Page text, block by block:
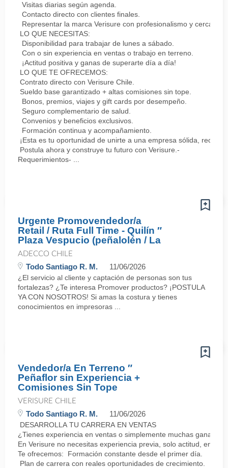
Visitas diarias según agenda.
Contacto directo con clientes finales.
Representar la marca Verisure con profesionalismo y cercanía.
LO QUE NECESITAS:
Disponibilidad para trabajar de lunes a sábado.
Con o sin experiencia en ventas o trabajo en terreno.
¡Actitud positiva y ganas de superarte día a día!
LO QUE TE OFRECEMOS:
Contrato directo con Verisure Chile.
Sueldo base garantizado + altas comisiones sin tope.
Bonos, premios, viajes y gift cards por desempeño.
Seguro complementario de salud.
Convenios y beneficios exclusivos.
Formación continua y acompañamiento.
¡Esta es tu oportunidad de unirte a una empresa sólida,
Postula ahora y construye tu futuro con Verisure.-
Requerimientos- ...
Urgente Promovendedor/a
Retail / Ruta Full Time - Quilín ″
Plaza Vespucio (peñalolén / La
ADECCO CHILE
Todo Santiago R. M. 11/06/2026
¿El servicio al cliente y captación de personas son tus
fortalezas? ¿Te interesa Promover productos? ¡POSTULA
YA CON NOSOTROS! Si amas la costura y tienes
conocimientos en impresoras ...
Vendedor/a En Terreno ″
Peñaflor sin Experiencia +
Comisiones Sin Tope
VERISURE CHILE
Todo Santiago R. M. 11/06/2026
DESARROLLA TU CARRERA EN VENTAS
¿Tienes experiencia en ventas o simplemente muchas ganas
En Verisure no necesitas experiencia previa, solo actitud,
Te ofrecemos: Formación constante desde el primer día.
Plan de carrera con reales oportunidades de crecimiento.